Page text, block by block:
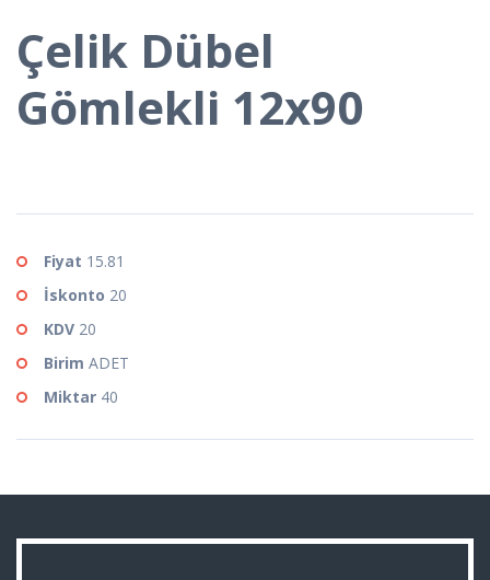
Çelik Dübel
Gömlekli 12x90
Fiyat 15.81
İskonto 20
KDV 20
Birim ADET
Miktar 40